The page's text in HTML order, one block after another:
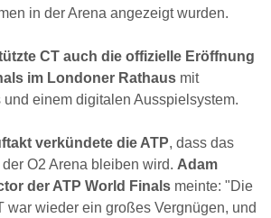
in der Arena angezeigt wurden.
CT auch die offizielle Eröffnung
im Londoner Rathaus mit
einem digitalen Ausspielsystem.
verkündete die ATP, dass das
O2 Arena bleiben wird. Adam
der ATP World Finals meinte: "Die
war wieder ein großes Vergnügen, und